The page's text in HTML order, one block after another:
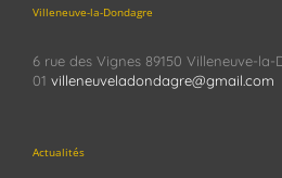
Villeneuve-la-Dondagre
6 rue des Vignes 89150 Villeneuve-
01 villeneuveladondagre@gmail.com
Actualités